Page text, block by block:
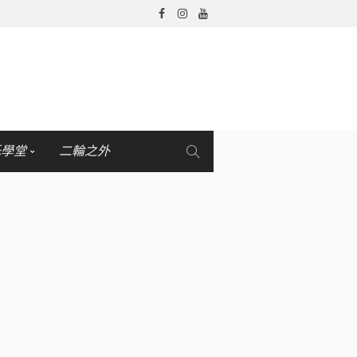
堂 二輪之外